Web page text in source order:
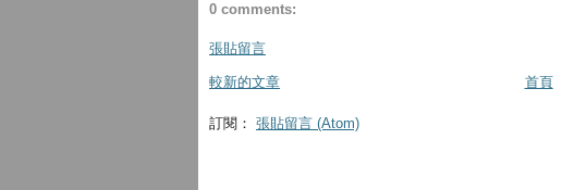
0 comments:
張貼留言
較新的文章 首頁
訂閱： 張貼留言 (Atom)